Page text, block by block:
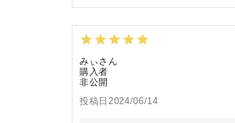
みぃ
購入者
非公開
投稿日 2024/06/14